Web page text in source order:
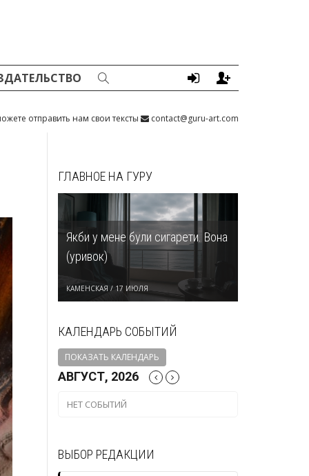
отправить нам свои тексты contact@guru-art.com
ГЛАВНОЕ НА ГУРУ
Якби у мене були сигарети. Вона
(уривок)
КАМЕНСКАЯ / 17 ИЮЛЯ
КАЛЕНДАРЬ СОБЫТИЙ
ПОКАЗАТЬ КАЛЕНДАРЬ
АВГУСТ, 2026
НЕТ СОБЫТИЙ
ВЫБОР РЕДАКЦИИ